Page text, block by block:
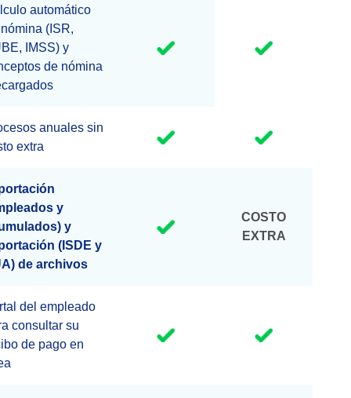
automático
(ISR,
IMSS) y
de nómina
anuales sin
extra
y
y
(ISDE y
de archivos
COSTO
EXTRA
del empleado
consultar su
de pago en